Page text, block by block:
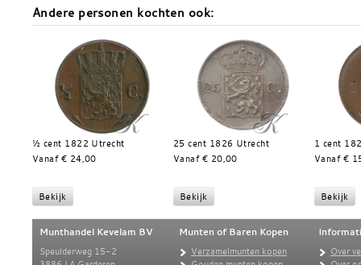
Andere personen kochten ook:
½ cent 1822 Utrecht
Vanaf € 24,00
25 cent 1826 Utrecht
Vanaf € 20,00
1 cent
Vanaf €
Munthandel Kevelam BV
Speulderweg 15-2
Munten of Baren Kopen
Verzamelmunten kopen
Over